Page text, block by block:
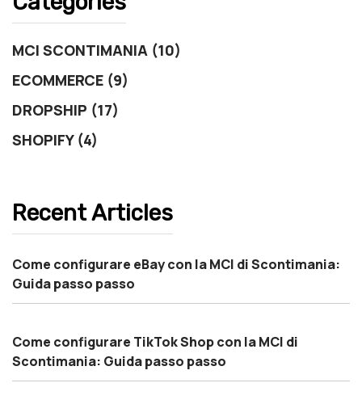
MCI SCONTIMANIA (10)
ECOMMERCE (9)
DROPSHIP (17)
SHOPIFY (4)
Recent Articles
Come configurare eBay con la MCI di Scontimania:
Guida passo passo
Come configurare TikTok Shop con la MCI di
Scontimania: Guida passo passo